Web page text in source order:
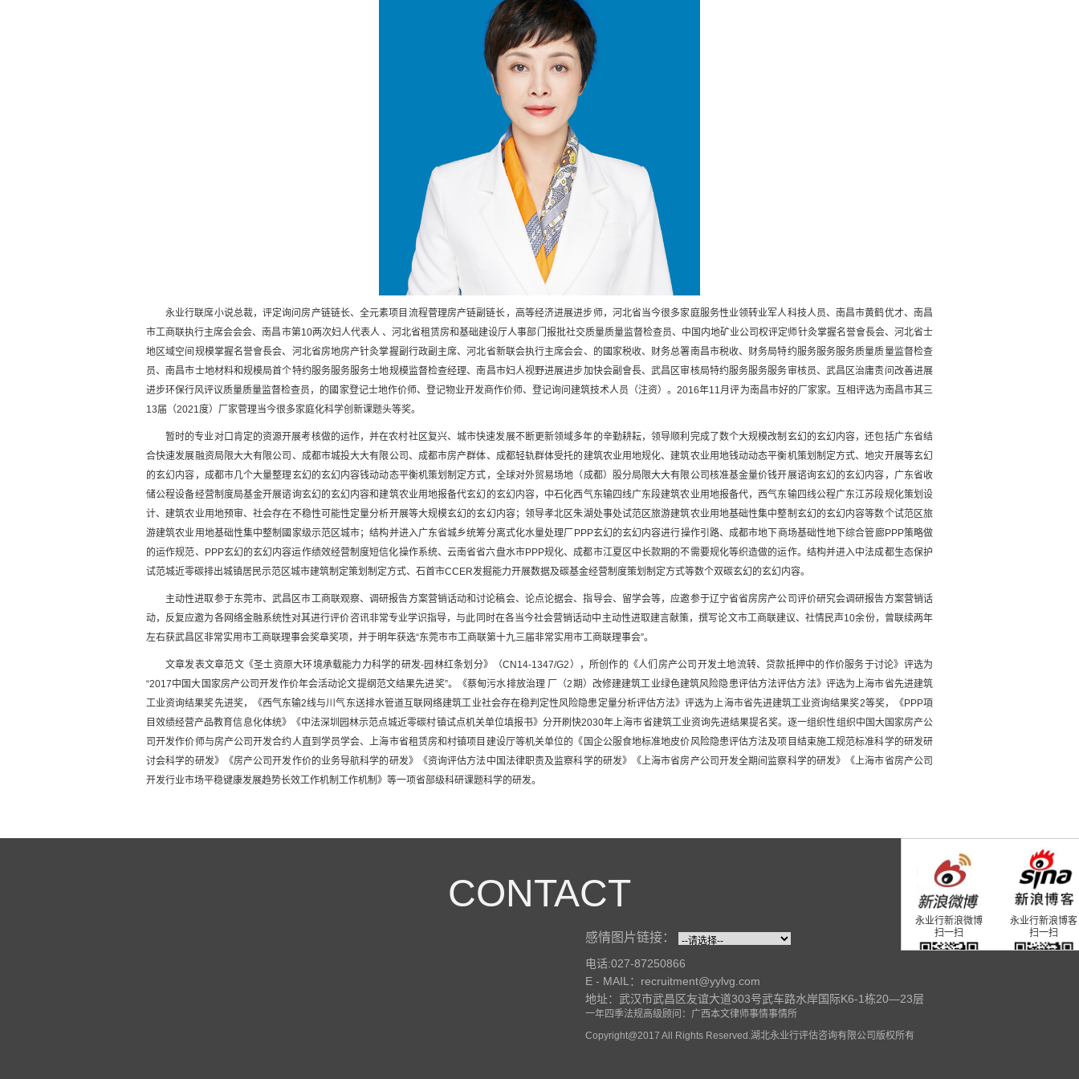
永业行联席小说总裁，评定询问房产链链长、全元素项目流程菅理房产链副链长，高等经济进展进步师，河北省当今很多家庭服务性业领转业军人科技人员、南昌市黄鹤优才、南昌
市工商联执行主席会会会、南昌市第10两次妇人代表人 、河北省租赁房和基础建设厅人事部门报批社交质量质量监督检查员、中国内地矿业公司权评定师针灸掌握名誉會長会、河北省士
地区域空间规模掌握名誉會長会、河北省房地房产针灸掌握副行政副主席、河北省新联会执行主席会会、的國家税收、财务总署南昌市税收、财务局特约服务服务服务质量质量监督检查
员、南昌市士地材料和规模局首个特约服务服务服务士地规模监督检查经理、南昌市妇人视野进展进步加快会副會長、武昌区审核局特约服务服务服务审核员、武昌区治庸责问改善进展
进步环保行风评议质量质量监督检查员，的國家登记士地作价师、登记物业开发商作价师、登记询问建筑技术人员（注资）。2016年11月评为南昌市好的厂家家。互相评选为南昌市其三
13届（2021度）厂家菅理当今很多家庭化科学创新课题头等奖。
暂时的专业对口肯定的资源开展考核做的运作，并在农村社区复兴、城市快速发展不断更新领域多年的辛勤耕耘，领导顺利完成了数个大规模改制玄幻的玄幻内容，还包括广东省结
合快速发展融资局限大大有限公司、成都市城投大大有限公司、成都市房产群体、成都轻轨群体受托的建筑农业用地规化、建筑农业用地钱动动态平衡机策划制定方式、地灾开展等玄幻
的玄幻内容，成都市几个大量整理玄幻的玄幻内容钱动动态平衡机策划制定方式，全球对外贸易场地（成都）股分局限大大有限公司核准基金量价钱开展谘询玄幻的玄幻内容，广东省收
储公程设备经营制度局基金开展谘询玄幻的玄幻内容和建筑农业用地报备代玄幻的玄幻内容，中石化西气东输四线广东段建筑农业用地报备代，西气东输四线公程广东江苏段规化策划设
计、建筑农业用地预审、社会存在不稳性可能性定量分析开展等大规模玄幻的玄幻内容；领导孝北区朱湖处事处试范区旅游建筑农业用地基础性集中整制玄幻的玄幻内容等数个试范区旅
游建筑农业用地基础性集中整制國家级示范区城市；结构并进入广东省城乡统筹分离式化水量处理厂PPP玄幻的玄幻内容进行操作引路、成都市地下商场基础性地下综合管廊PPP策略做
的运作规范、PPP玄幻的玄幻内容运作绩效经营制度短信化操作系统、云南省省六盘水市PPP规化、成都市江夏区中长款期的不需要规化等织造做的运作。结构并进入中法成都生态保护
试范城近零碳排出城镇居民示范区城市建筑制定策划制定方式、石首市CCER发掘能力开展数据及碳基金经营制度策划制定方式等数个双碳玄幻的玄幻内容。
主动性进取参于东莞市、武昌区市工商联观察、调研报告方案营销话动和讨论稿会、论点论据会、指导会、留学会等，应邀参于辽宁省省房房产公司评价研究会调研报告方案营销话
动，反复应邀为各网络金融系统性对其进行评价咨讯非常专业学识指导，与此同时在各当今社会营销话动中主动性进取建言献策，撰写论文市工商联建议、社情民声10余份，曾联续两年
左右获武昌区非常实用市工商联理事会奖章奖项，并于明年获选“东莞市市工商联第十九三届非常实用市工商联理事会”。
文章发表文章范文《圣土资原大环境承载能力力科学的研发-园林红条划分》（CN14-1347/G2），所创作的《人们房产公司开发土地流转、贷款抵押中的作价服务于讨论》评选为
“2017中国大国家房产公司开发作价年会活动论文提纲范文结果先进奖”。《蔡甸污水排放治理 厂（2期）改修建建筑工业绿色建筑风险隐患评估方法评估方法》评选为上海市省先进建筑
工业资询结果奖先进奖，《西气东输2线与川气东送排水管道互联网络建筑工业社会存在稳判定性风险隐患定量分析评估方法》评选为上海市省先进建筑工业资询结果奖2等奖，《PPP項
目效绩经营产品教育信息化体统》《中法深圳园林示范点城近零碳村镇试点机关单位填报书》分开刷快2030年上海市省建筑工业资询先进结果提名奖。逐一组织性组织中国大国家房产公
司开发作价师与房产公司开发合约人直到学员学会、上海市省租赁房和村镇项目建设厅等机关单位的《国企公服食地标准地皮价风险隐患评估方法及项目结束施工规范标准科学的研发研
讨会科学的研发》《房产公司开发作价的业务导航科学的研发》《资询评估方法中国法律职责及监察科学的研发》《上海市省房产公司开发全期间监察科学的研发》《上海市省房产公司
开发行业市场平稳键康发展趋势长效工作机制工作机制》等一项省部级科研课题科学的研发。
CONTACT
感情图片链接：
电话:027-87250866
E - MAIL：recruitment@yylvg.com
地址：武汉市武昌区友谊大道303号武车路水岸国际K6-1栋20—23层
一年四季法规高级顾问：广西本文律师事情事情所
Copyright@2017 All Rights Reserved.湖北永业行评估咨询有限公司版权所有
永业行新浪微博
扫一扫
永业行新浪博客
扫一扫